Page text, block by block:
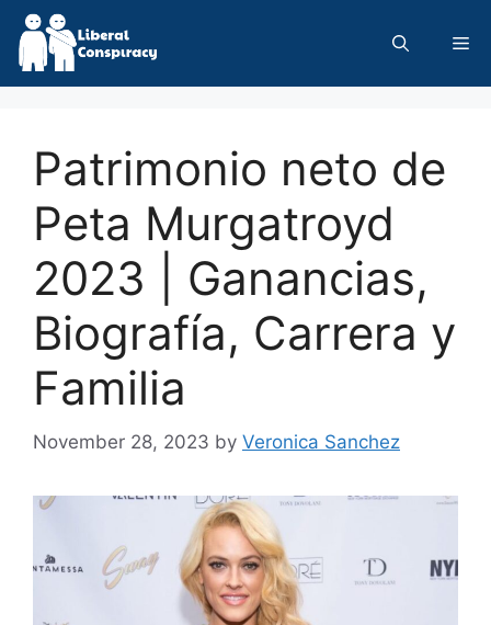
Skip
content
Patrimonio neto de
Peta Murgatroyd
2023 | Ganancias,
Biografía, Carrera y
Familia
November 28, 2023 by Veronica Sanchez